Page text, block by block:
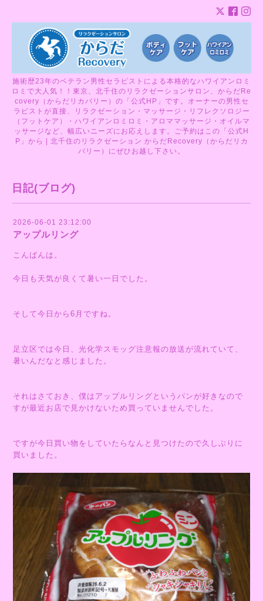
施術歴23年のベテラン男性セラピストによる本格的なハワイアンロミ
ロミで大人気！！東京、北千住のリラクゼーションサロン、からだRe
covery（からだリカバリー）の「公式HP」です。オーナーの男性セ
ラピストが直接、リラクゼーション・マッサージ・リフレクソロジー
（フットケア）・ハワイアンロミロミ・アロママッサージ・オイルマ
ッサージなど、幅広いニーズにお応えします。ご予約はこの「公式H
P」から | 北千住のリラクゼーション からだRecovery（からだリカ
バリー）にぜひお越し下さい。
日記(ブログ)
2026-06-01 23:12:00
アップルリング
こんばんは。
今日も天気が良くて暑い一日でした。
そして今日から6月ですね。
足立区では今日、光化学スモッグ注意報の放送が流れていて、
暑いんだなと感じました。
それはさておき、僕はアップルリングというパンが好きなので
すが最近お店で見かけないため買っていませんでした。
ですが今日買い物をしていたらなんと見つけたので久しぶりに
買いました。